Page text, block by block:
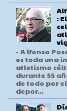
:
- A lfonso
es toda una
atletismo
durante 55
de todo por
depor...